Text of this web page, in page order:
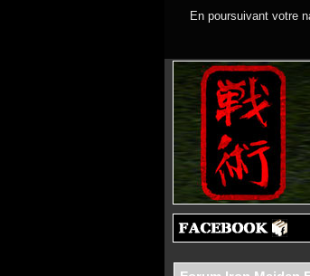
En poursuivant votre